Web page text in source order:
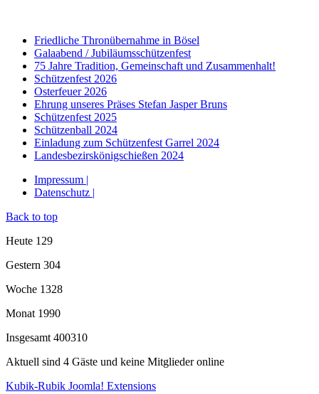
Friedliche Thronübernahme in Bösel
Galaabend / Jubiläumsschützenfest
75 Jahre Tradition, Gemeinschaft und Zusammenhalt!
Schützenfest 2026
Osterfeuer 2026
Ehrung unseres Präses Stefan Jasper Bruns
Schützenfest 2025
Schützenball 2024
Einladung zum Schützenfest Garrel 2024
Landesbezirskönigschießen 2024
Impressum |
Datenschutz |
Back to top
Heute 129
Gestern 304
Woche 1328
Monat 1990
Insgesamt 400310
Aktuell sind 4 Gäste und keine Mitglieder online
Kubik-Rubik Joomla! Extensions